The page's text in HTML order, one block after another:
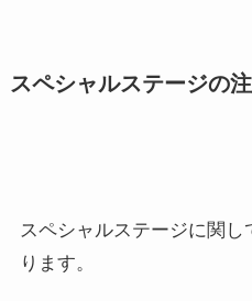
スペシャルステージの
スペシャルステージに関
ります。